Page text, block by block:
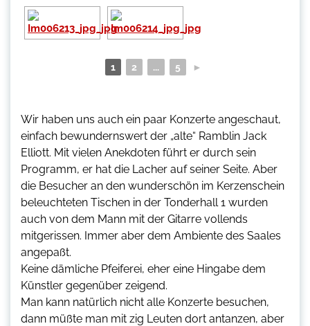
1 2 ... 5 ►
Wir haben uns auch ein paar Konzerte angeschaut,
einfach bewundernswert der „alte“ Ramblin Jack
Elliott. Mit vielen Anekdoten führt er durch sein
Programm, er hat die Lacher auf seiner Seite. Aber
die Besucher an den wunderschön im Kerzenschein
beleuchteten Tischen in der Tonderhall 1 wurden
auch von dem Mann mit der Gitarre vollends
mitgerissen. Immer aber dem Ambiente des Saales
angepaßt.
Keine dämliche Pfeiferei, eher eine Hingabe dem
Künstler gegenüber zeigend.
Man kann natürlich nicht alle Konzerte besuchen,
dann müßte man mit zig Leuten dort antanzen, aber